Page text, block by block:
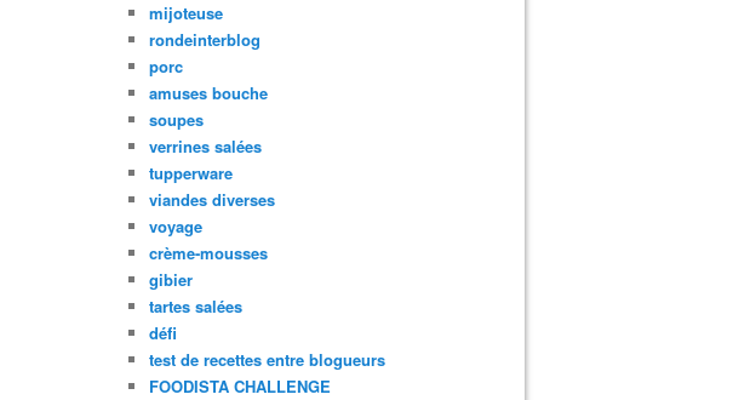
mijoteuse
rondeinterblog
porc
amuses bouche
soupes
verrines salées
tupperware
viandes diverses
voyage
crème-mousses
gibier
tartes salées
défi
test de recettes entre blogueurs
FOODISTA CHALLENGE